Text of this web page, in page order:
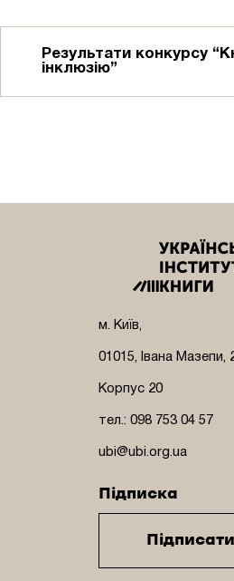
Результати конкурсу
інклюзію”
м. Київ,
01015, Івана Мазепи,
Корпус 20
тел.: 098 753 04 57
ubi@ubi.org.ua
Підписка